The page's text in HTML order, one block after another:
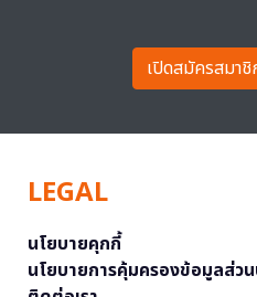
เปิดสมัครสมา
LEGAL
นโยบายคุกกี้
นโยบายการคุ้มครองข้อมูลส่ว